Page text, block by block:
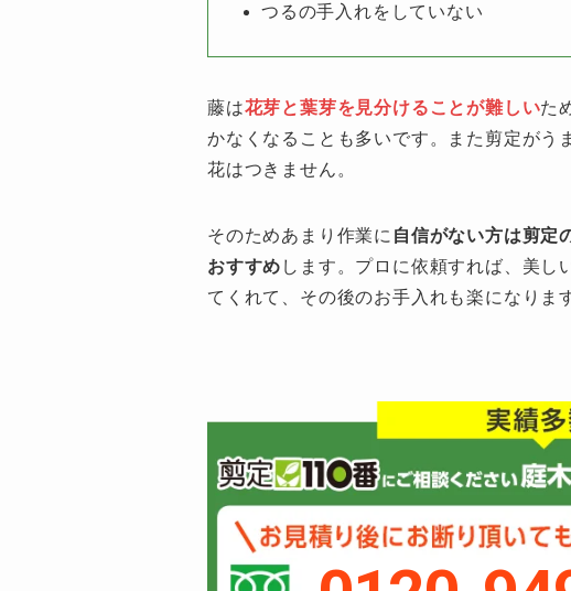
つるの手入れをしていない
藤は花芽と葉芽を見分けることが難しいた
かなくなることも多いです。また剪定がう
花はつきません。
そのためあまり作業に 自信がない方は剪定
おすすめ します。プロに依頼すれば、美し
てくれて、その後のお手入れも楽になりま